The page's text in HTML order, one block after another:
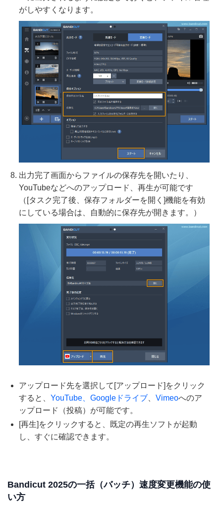
がしやすくなります。
出力完了画面からファイルの保存先を開いたり、
YouTubeなどへのアップロード、再生が可能です
（[タスク完了後、保存フォルダーを開く]機能を有効
にしている場合は、自動的に保存先が開きます。）
アップロード先を選択して[アップロード]をクリック
すると、 YouTube、 Googleドライブ Vimeoへのア
ップロード（投稿）が可能です。
[再生]をクリックすると、既定の再生ソフトが起動
し、すぐに確認できます。
Bandicut 2025の一括（バッチ）速度変更機能の使
い方